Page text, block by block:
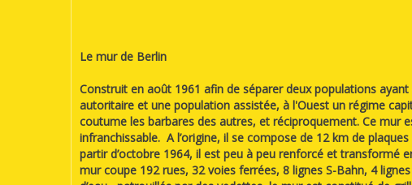
Le mur de Berlin
Construit en août 1961 afin de séparer deux populations
autoritaire et une population assistée, à l'Ouest un régime
coutume les barbares des autres, et réciproquement. Ce mur
infranchissable. A l’origine, il se compose de 12 km de
partir d’octobre 1964, il est peu à peu renforcé et transformé
mur coupe 192 rues, 32 voies ferrées, 8 lignes S-Bahn, 4